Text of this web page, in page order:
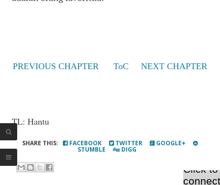
PREVIOUS CHAPTER ToC NEXT CHAPTER
TL: Hantu
SHARE THIS: FACEBOOK TWITTER GOOGLE+
STUMBLE DIGG